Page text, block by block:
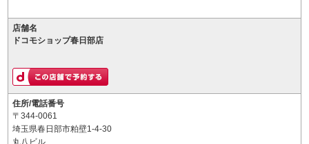
店舗名
ドコモショップ春日部店
住所/電話番号
〒344-0061
埼玉県春日部市粕壁1-4-30
丸八ビル